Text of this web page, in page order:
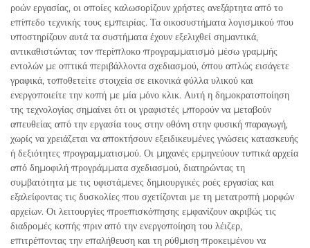
ροών εργασίας, οι οποίες καλωσορίζουν χρήστες ανεξάρτητα από το
επίπεδο τεχνικής τους εμπειρίας. Τα οικοσυστήματα λογισμικού που
υποστηρίζουν αυτά τα συστήματα έχουν εξελιχθεί σημαντικά,
αντικαθιστώντας τον περίπλοκο προγραμματισμό μέσω γραμμής
εντολών με οπτικά περιβάλλοντα σχεδιασμού, όπου απλώς εισάγετε
γραφικά, τοποθετείτε στοιχεία σε εικονικά φύλλα υλικού και
ενεργοποιείτε την κοπή με μία μόνο κλικ. Αυτή η δημοκρατοποίηση
της τεχνολογίας σημαίνει ότι οι γραφιστές μπορούν να μεταβούν
απευθείας από την εργασία τους στην οθόνη στην φυσική παραγωγή,
χωρίς να χρειάζεται να αποκτήσουν εξειδικευμένες γνώσεις κατασκευής
ή δεξιότητες προγραμματισμού. Οι μηχανές ερμηνεύουν τυπικά αρχεία
από δημοφιλή προγράμματα σχεδιασμού, διατηρώντας τη
συμβατότητα με τις υφιστάμενες δημιουργικές ροές εργασίας και
εξαλείφοντας τις δυσκολίες που σχετίζονται με τη μετατροπή μορφών
αρχείων. Οι λειτουργίες προεπισκόπησης εμφανίζουν ακριβώς τις
διαδρομές κοπής πριν από την ενεργοποίηση του λέιζερ,
επιτρέποντας την επαλήθευση και τη ρύθμιση προκειμένου να